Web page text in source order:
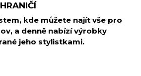
kde můžete najít vše pro
a denně nabízí výrobky
jeho stylistkami.